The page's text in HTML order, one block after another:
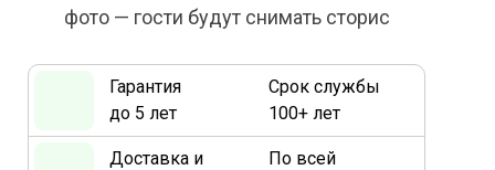
Гарантия
до 5 лет
Срок службы
100+ лет
Доставка и
По всей
фото — гости будут снимать сторис